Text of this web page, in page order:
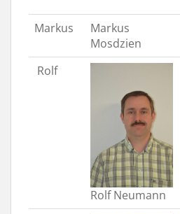
Markus
Markus
Mosdzien
Rolf
Rolf Neumann